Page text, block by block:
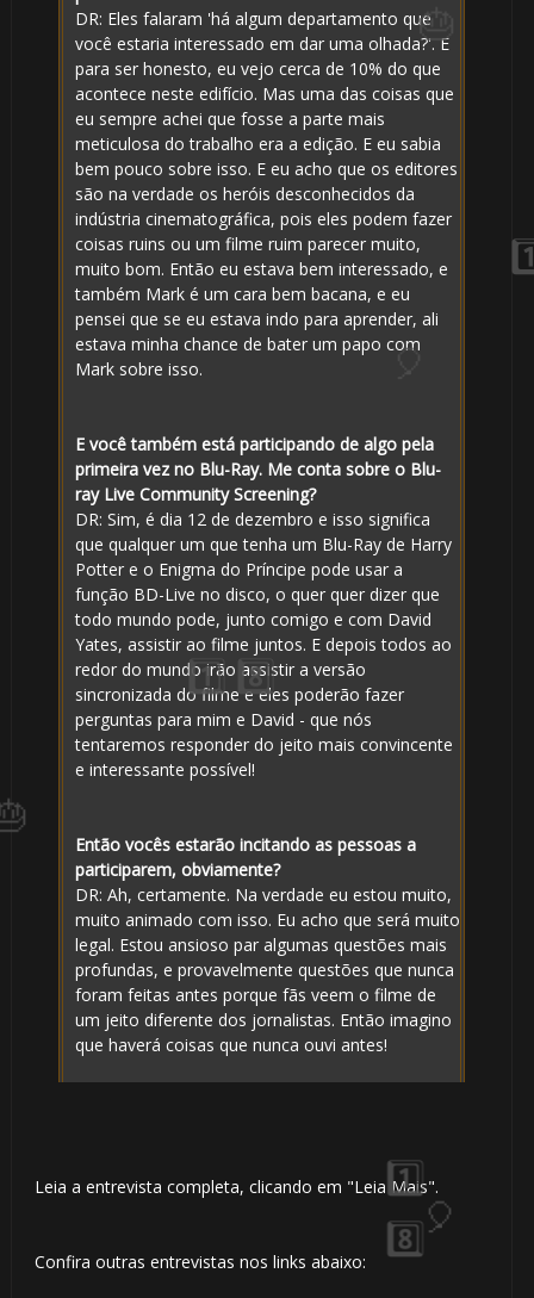
DR: Eles falaram 'há algum departamento que
você estaria interessado em dar uma olhada?'. E
para ser honesto, eu vejo cerca de 10% do que
acontece neste edifício. Mas uma das coisas que
eu sempre achei que fosse a parte mais
meticulosa do trabalho era a edição. E eu sabia
bem pouco sobre isso. E eu acho que os editores
são na verdade os heróis desconhecidos da
indústria cinematográfica, pois eles podem fazer
coisas ruins ou um filme ruim parecer muito,
muito bom. Então eu estava bem interessado, e
também Mark é um cara bem bacana, e eu
pensei que se eu estava indo para aprender, ali
estava minha chance de bater um papo com
Mark sobre isso.
E você também está participando de algo pela
primeira vez no Blu-Ray. Me conta sobre o Blu-
ray Live Community Screening?
DR: Sim, é dia 12 de dezembro e isso significa
que qualquer um que tenha um Blu-Ray de Harry
Potter e o Enigma do Príncipe pode usar a
função BD-Live no disco, o quer quer dizer que
todo mundo pode, junto comigo e com David
Yates, assistir ao filme juntos. E depois todos ao
redor do mundo irão assistir a versão
sincronizada do filme e eles poderão fazer
perguntas para mim e David - que nós
tentaremos responder do jeito mais convincente
e interessante possível!
Então vocês estarão incitando as pessoas a
participarem, obviamente?
DR: Ah, certamente. Na verdade eu estou muito,
muito animado com isso. Eu acho que será muito
legal. Estou ansioso par algumas questões mais
profundas, e provavelmente questões que nunca
foram feitas antes porque fãs veem o filme de
um jeito diferente dos jornalistas. Então imagino
que haverá coisas que nunca ouvi antes!
Leia a entrevista completa, clicando em "Leia Mais".
Confira outras entrevistas nos links abaixo:
1️⃣ 8️⃣
🎂
⚡